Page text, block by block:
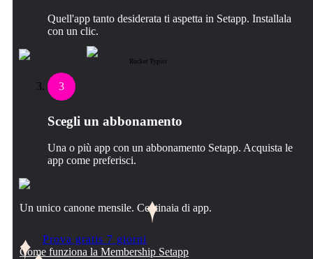
Quell'app tanto desiderata ti aspetta in Setapp. Installala
con un clic.
Rocket Typist
3
Scegli un abbonamento
Una o più app con un abbonamento Setapp. Acquista le
app come preferisci.
Un unico canone mensile. Centinaia di app.
Prova gratis 7 giorni
Come funziona la Membership Setapp